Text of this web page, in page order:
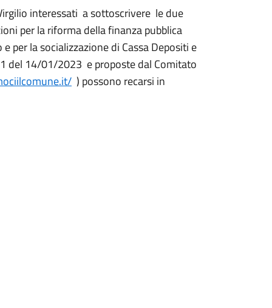
interessati a sottoscrivere le due
per la riforma della finanza pubblica
per la socializzazione di Cassa Depositi e
del 14/01/2023 e proposte dal Comitato
) possono recarsi in